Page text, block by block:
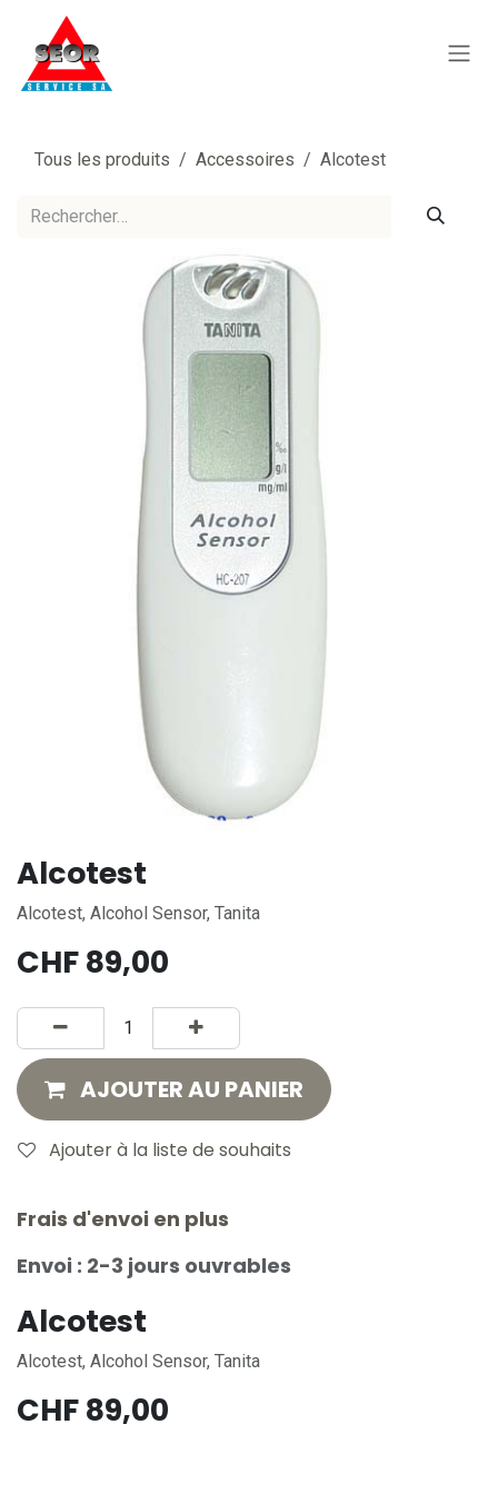
Se rendre au contenu
Tous les produits Accessoires Alcotest
Alcotest
Alcotest, Alcohol Sensor, Tanita
CHF89,00
AJOUTER AU PANIER
Ajouter à la liste de souhaits
Frais d'envoi en plus
Envoi : 2-3 jours ouvrables
Alcotest
Alcotest, Alcohol Sensor, Tanita
CHF89,00